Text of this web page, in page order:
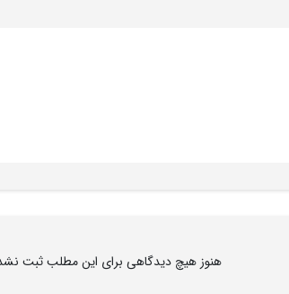
هنوز هیچ دیدگاهی برای این مطلب ثبت